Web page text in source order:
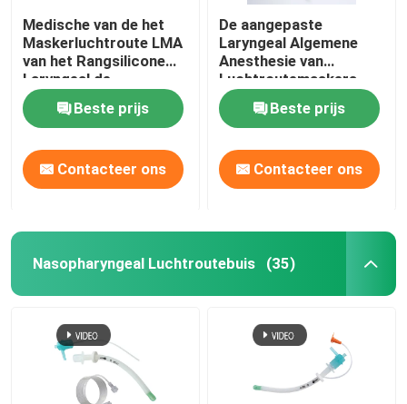
Medische van de het
Maskerluchtroute LMA
van het Rangsilicone
Laryngeal de
Beschermerluchtroute
Beste prijs
Contacteer ons
De aangepaste
Laryngeal Algemene
Anesthesie van
Luchtroutemaskers
LMA
Beste prijs
Contacteer ons
Nasopharyngeal Luchtroutebuis (35)